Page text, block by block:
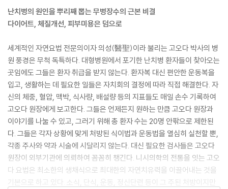
난치병의 원인을 뿌리째 뽑는 무병장수의 근본 비결
다이어트, 체질개선, 피부미용은 덤으로
세계적인 자연요법 전문의이자 의성(醫聖)이라 불리는 고오다 박사의 병
원 풍경은 무척 독특하다. 대형병원에서 포기한 난치병 환자들이 찾아오는
곳임에도 그들은 환자 취급을 받지 않는다. 환자복 대신 편안한 운동복을
입고, 생활하는 데 필요한 일들은 자치회의 결정에 따라 직접 해결한다. 자
신의 체중, 혈압, 맥박, 식사량, 배설량 등의 지표들도 매일 손수 기록하여
고오다 원장에게 보고한다. 그들은 언제든지 원하는 만큼 고오다 원장과
이야기를 나눌 수 있고, 그러기 위해 총 환자 수는 20명 안팎으로 제한된
다. 그들은 각자 상황에 맞게 처방된 식이법과 운동법을 열심히 실천할 뿐,
각종 주사와 약과 시술에 시달리지 않는다. 대신 필요한 검사들은 고오다
원장이 외부기관에 의뢰하여 꼼꼼히 챙긴다. 니시의학의 전통을 잇는 고오
다 요법은 최소한의 생채식으로 최대한의 자연치유력을 이끌어내는 것을
기본으로 하고 있다. 소식, 단식, 운동, 정신단련 등이 그 주된 처방이지만